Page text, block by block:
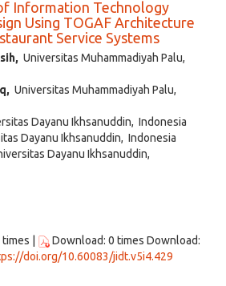
Information Technology
Using TOGAF Architecture
Service Systems
Universitas Muhammadiyah Palu,
Universitas Muhammadiyah Palu,
Dayanu Ikhsanuddin, Indonesia
Dayanu Ikhsanuddin, Indonesia
Dayanu Ikhsanuddin,
|
Download: 0 times Download:
doi.org/10.60083/jidt.v5i4.429